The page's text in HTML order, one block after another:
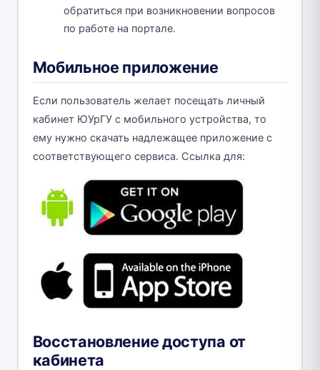
обратиться при возникновении вопросов
по работе на портале.
Мобильное приложение
Если пользователь желает посещать личный
кабинет ЮУрГУ с мобильного устройства, то
ему нужно скачать надлежащее приложение с
соответствующего сервиса. Ссылка для:
Восстановление доступа от
кабинета